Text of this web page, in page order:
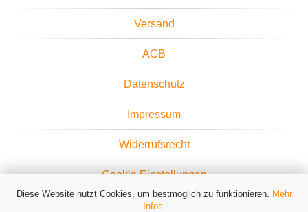
Diese Website nutzt Cookies, um bestmöglich zu funktionieren. Mehr
Infos.
Versand
AGB
Datenschutz
Impressum
Widerrufsrecht
Cookie Einstellungen